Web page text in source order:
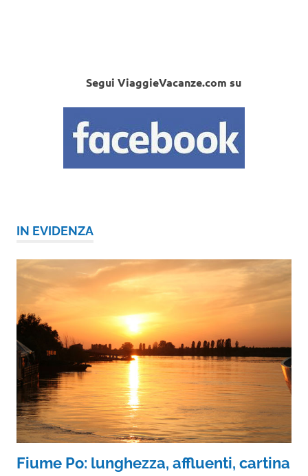
Segui ViaggieVacanze.com su
IN EVIDENZA
Fiume Po: lunghezza, affluenti, cartina